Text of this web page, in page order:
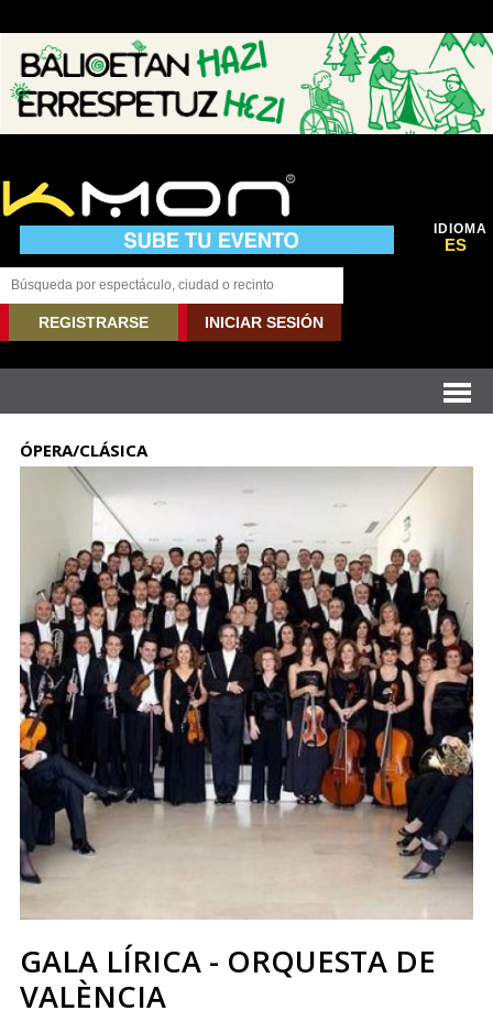
IDIOMA
ES
REGISTRARSE INICIAR SESIÓN
ÓPERA/CLÁSICA
GALA LÍRICA - ORQUESTA DE
VALÈNCIA